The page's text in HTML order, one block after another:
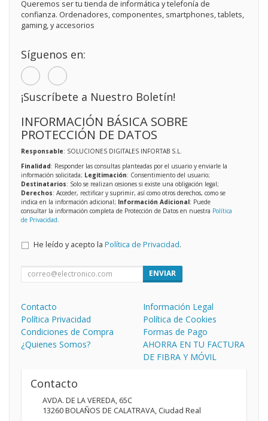
Queremos ser tu tienda de informática y telefonía de
confianza. Ordenadores, componentes, smartphones, tablets,
gaming, y accesorios
Síguenos en:
¡Suscríbete a Nuestro Boletín!
INFORMACIÓN BÁSICA SOBRE
PROTECCIÓN DE DATOS
Responsable: SOLUCIONES DIGITALES INFORTAB S.L.
Finalidad: Responder las consultas planteadas por el usuario y enviarle la
información solicitada; Legitimación: Consentimiento del usuario;
Destinatarios: Solo se realizan cesiones si existe una obligación legal;
Derechos: Acceder, rectificar y suprimir, así como otros derechos, como se
indica en la información adicional; Información Adicional: Puede
consultar la información completa de Protección de Datos en nuestra Política
de Privacidad.
He leído y acepto la Política de Privacidad.
ENVIAR
Contacto
Información Legal
Política Privacidad
Política de Cookies
Condiciones de Compra
Formas de Pago
¿Quienes Somos?
AHORRA EN TU FACTURA
DE FIBRA Y MÓVIL
Contacto
AVDA. DE LA VEREDA, 65C
13260BOLAÑOS DE CALATRAVA, Ciudad Real